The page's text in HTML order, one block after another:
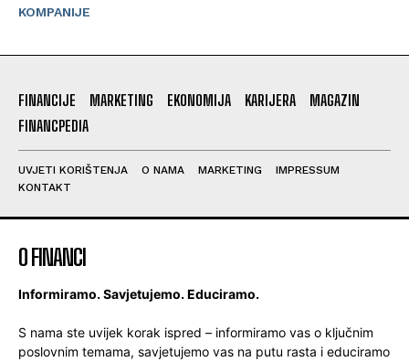
KOMPANIJE
FINANCIJE MARKETING EKONOMIJA KARIJERA
MAGAZIN
FINANCPEDIA
UVJETI KORIŠTENJA O NAMA MARKETING
IMPRESSUM
KONTAKT
O FINANCI
Informiramo. Savjetujemo. Educiramo.
S nama ste uvijek korak ispred – informiramo vas o ključnim
poslovnim temama, savjetujemo vas na putu rasta i educiramo